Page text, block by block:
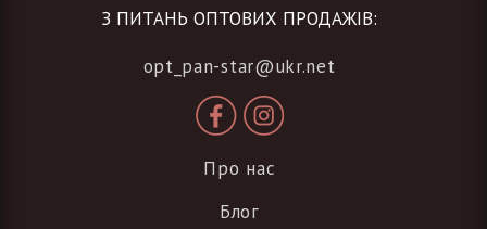
З ПИТАНЬ ОПТОВИХ ПРОДАЖІВ:
opt_pan-star@ukr.net
Про нас
Блог